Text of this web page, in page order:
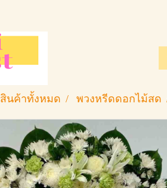
สินค้าทั้งหมด พวงหรีดดอกไม้สด